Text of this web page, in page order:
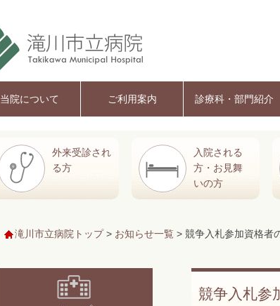
当院について ご利用案内 診療科・部門紹介
外来受診され
る方
入院される
方・お見舞
いの方
滝川市立病院トップ> お知らせ一覧 > 競争入札参加資格者
競争入札参